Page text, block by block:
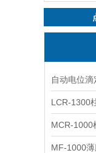
自动电位滴
LCR-1300
MCR-1000
MF-1000